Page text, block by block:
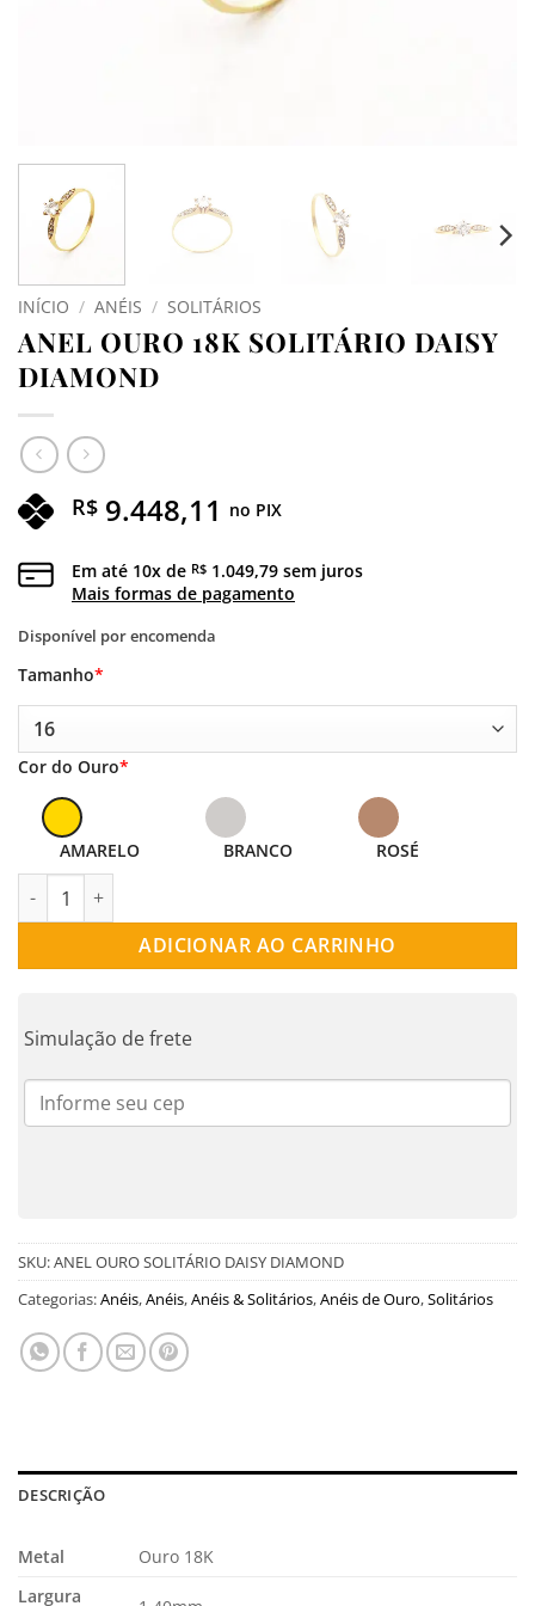
INÍCIO / ANÉIS / SOLITÁRIOS
ANEL OURO 18K SOLITÁRIO DAISY
DIAMOND
R$ 9.448,11 no PIX
Em até 10x de R$ 1.049,79 sem juros
Mais formas de pagamento
Disponível por encomenda
*
Tamanho
*
Cor do Ouro
AMARELO BRANCO
ROSÉ
ANEL OURO 18K SOLITÁRIO DAISY DIAMOND quantidade
ADICIONAR AO CARRINHO
Simulação de frete
SKU:ANEL OURO SOLITÁRIO DAISY DIAMOND
Categorias:Anéis,Anéis,Anéis & Solitários,Anéis de Ouro,Solitários
DESCRIÇÃO
Metal
Ouro 18K
Largura